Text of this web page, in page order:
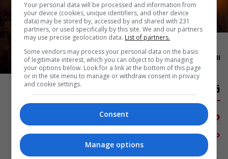
المدة: 59 دقيقة
قصص الآيات في القرآن
من الخميس الى السبت
الساعة 7:00
صباحا
Your personal data will be processed and information from
your device (cookies, unique identifiers, and other device
data) may be stored by, accessed by and shared with 231
partners, or used specifically by this site. We and our partners
may use precise geolocation data. List of partners.
Some vendors may process your personal data on the basis
of legitimate interest, which you can object to by managing
your options below. Look for a link at the bottom of this page
or in the site menu to manage or withdraw consent in privacy
and cookie settings.
Consent
Manage options